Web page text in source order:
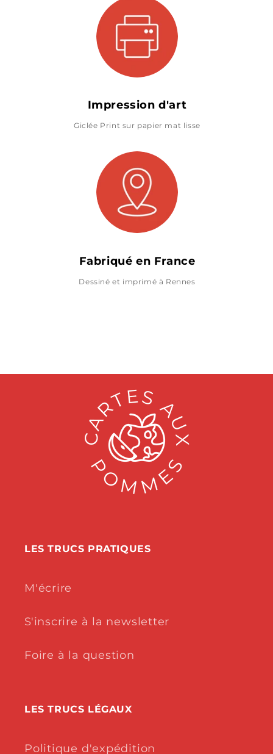
Impression d'art
Giclée Print sur papier mat lisse
Fabriqué en France
Dessiné et imprimé à Rennes
LES TRUCS PRATIQUES
M'écrire
S'inscrire à la newsletter
Foire à la question
LES TRUCS LÉGAUX
Politique d'expédition